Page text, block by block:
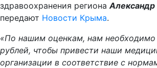
здравоохранения регионаАлександр
передают Новости Крыма.
«По нашим оценкам, нам необходимо
рублей, чтобы привести наши
организации в соответствие с